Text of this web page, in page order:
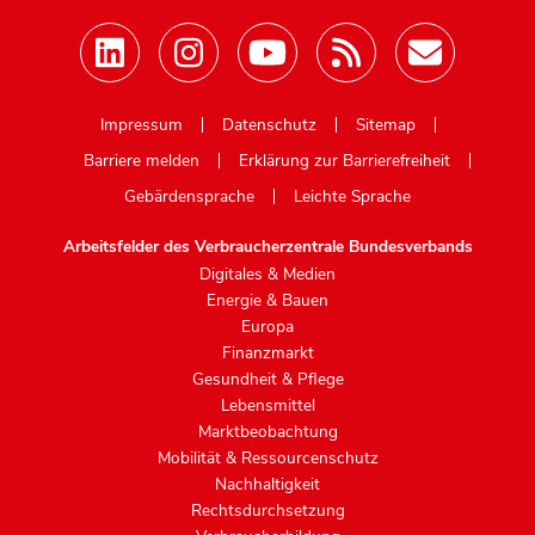
Impressum
Datenschutz
Sitemap
Barriere melden
Erklärung zur Barrierefreiheit
Gebärdensprache
Leichte Sprache
Arbeitsfelder des Verbraucherzentrale Bundesverbands
Digitales & Medien
Energie & Bauen
Europa
Finanzmarkt
Gesundheit & Pflege
Lebensmittel
Marktbeobachtung
Mobilität & Ressourcenschutz
Nachhaltigkeit
Rechtsdurchsetzung